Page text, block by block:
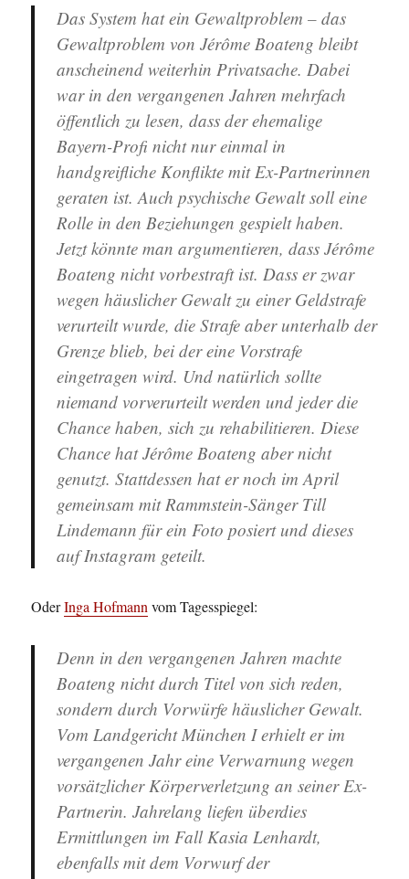
Das System hat ein Gewaltproblem – das
Gewaltproblem von Jérôme Boateng bleibt
anscheinend weiterhin Privatsache. Dabei
war in den vergangenen Jahren mehrfach
öffentlich zu lesen, dass der ehemalige
Bayern-Profi nicht nur einmal in
handgreifliche Konflikte mit Ex-Partnerinnen
geraten ist. Auch psychische Gewalt soll eine
Rolle in den Beziehungen gespielt haben.
Jetzt könnte man argumentieren, dass Jérôme
Boateng nicht vorbestraft ist. Dass er zwar
wegen häuslicher Gewalt zu einer Geldstrafe
verurteilt wurde, die Strafe aber unterhalb der
Grenze blieb, bei der eine Vorstrafe
eingetragen wird. Und natürlich sollte
niemand vorverurteilt werden und jeder die
Chance haben, sich zu rehabilitieren. Diese
Chance hat Jérôme Boateng aber nicht
genutzt. Stattdessen hat er noch im April
gemeinsam mit Rammstein-Sänger Till
Lindemann für ein Foto posiert und dieses
auf Instagram geteilt.
OderInga Hofmannvom Tagesspiegel:
Denn in den vergangenen Jahren machte
Boateng nicht durch Titel von sich reden,
sondern durch Vorwürfe häuslicher Gewalt.
Vom Landgericht München I erhielt er im
vergangenen Jahr eine Verwarnung wegen
vorsätzlicher Körperverletzung an seiner Ex-
Partnerin. Jahrelang liefen überdies
Ermittlungen im Fall Kasia Lenhardt,
ebenfalls mit dem Vorwurf der